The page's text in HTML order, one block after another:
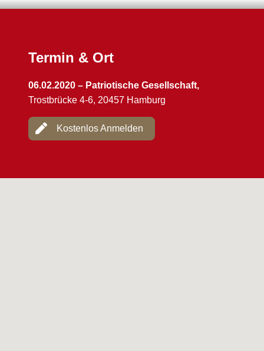
Termin & Ort
06.02.2020 – Patriotische Gesellschaft,
Trostbrücke 4-6, 20457 Hamburg
Kostenlos Anmelden